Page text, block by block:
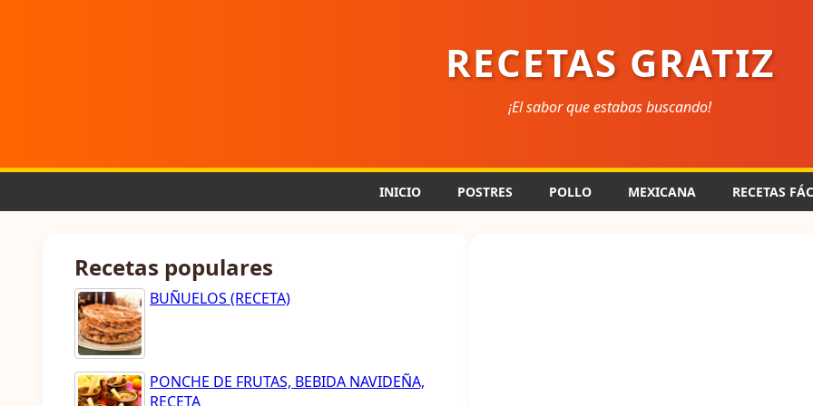
RECETAS GRATIZ
¡El sabor que estabas buscando!
INICIO POSTRES POLLO MEXICANA RECETAS
Recetas populares
BUÑUELOS (RECETA)
PONCHE DE FRUTAS, BEBIDA NAVIDEÑA,
RECETA